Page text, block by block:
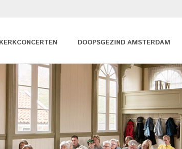
DOOPSGEZIND AMSTERDAM